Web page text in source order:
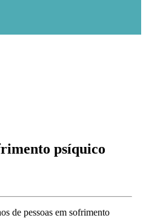
psíquico
de pessoas em sofrimento